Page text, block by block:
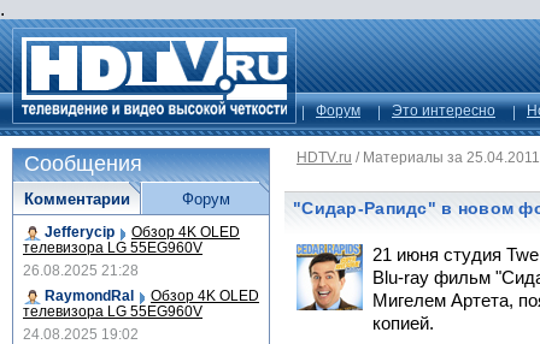
.
Форум Это интересно
HDTV.ru / Материалы за 25.04.2011
"Сидар-Рапидс" в новом
21 июня студия
Blu-ray фильм
Мигелем Артета,
копией.
Сообщения
Комментарии
Jefferycip Обзор 4K OLED
телевизора LG 55EG960V
26.08.2025 21:28
RaymondRal
Обзор 4K OLED
телевизора LG 55EG960V
24.08.2025 19:02
Форум